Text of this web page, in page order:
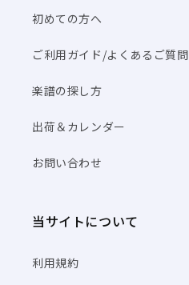
初めての方へ
ご利用ガイド/よくあるご質問
楽譜の探し方
出荷＆カレンダー
お問い合わせ
当サイトについて
利用規約